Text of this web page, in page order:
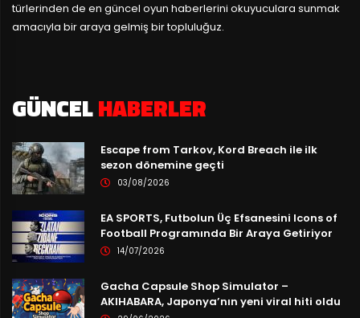
türlerinden de en güncel oyun haberlerini okuyuculara sunmak
amacıyla bir araya gelmiş bir topluluğuz.
GÜNCELHABERLER
Escape from Tarkov, Kord Breach ile ilk
sezon dönemine geçti
03/08/2026
EA SPORTS, Futbolun Üç Efsanesini Icons of
Football Programında Bir Araya Getiriyor
14/07/2026
Gacha Capsule Shop Simulator –
AKIHABARA, Japonya’nın yeni viral hiti oldu